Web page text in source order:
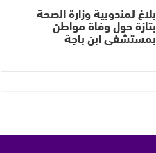
بلاغ لمندوبية وزارة الصحة
بتازة حول وفاة مواطن
بمستشفى ابن باجة